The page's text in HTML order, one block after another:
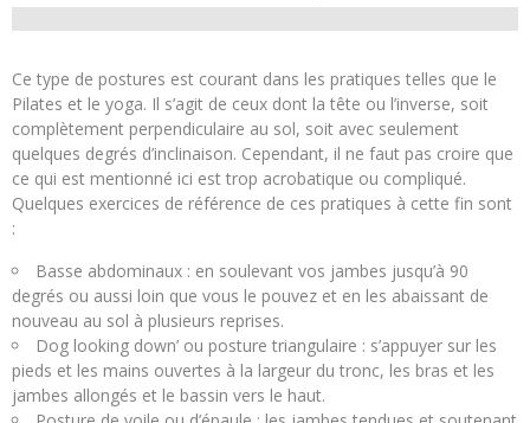
Ce type de postures est courant dans les pratiques telles que le
Pilates et le yoga. Il s’agit de ceux dont la tête ou l’inverse, soit
complètement perpendiculaire au sol, soit avec seulement
quelques degrés d’inclinaison. Cependant, il ne faut pas croire que
ce qui est mentionné ici est trop acrobatique ou compliqué.
Quelques exercices de référence de ces pratiques à cette fin sont
:
Basse abdominaux : en soulevant vos jambes jusqu’à 90
degrés ou aussi loin que vous le pouvez et en les abaissant de
nouveau au sol à plusieurs reprises.
Dog looking down’ ou posture triangulaire : s’appuyer sur les
pieds et les mains ouvertes à la largeur du tronc, les bras et les
jambes allongés et le bassin vers le haut.